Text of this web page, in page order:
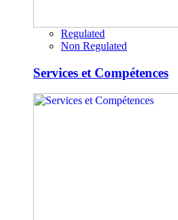
Regulated
Non Regulated
Services et Compétences